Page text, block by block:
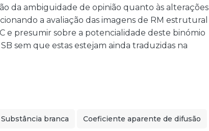
da ambiguidade de opinião quanto às alterações
a avaliação das imagens de RM estrutural
e presumir sobre a potencialidade deste binómio
sem que estas estejam ainda traduzidas na
Substância branca Coeficiente aparente de difusão